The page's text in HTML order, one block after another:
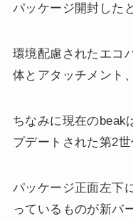
パッケージ開封した
環境配慮されたエコ
体とアタッチメント
ちなみに現在のbeak
プデートされた第2世
パッケージ正面左下
っているものが新バ